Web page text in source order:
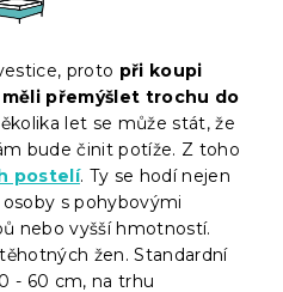
proto při koupi
přemýšlet trochu do
let se může stát, že
bude činit potíže. Z toho
postelí. Ty se hodí nejen
s pohybovými
nebo vyšší hmotností.
žen. Standardní
- 60 cm, na trhu